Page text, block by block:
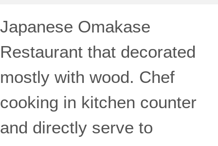
Japanese Omakase
Restaurant that decorated
mostly with wood. Chef
cooking in kitchen counter
and directly serve to